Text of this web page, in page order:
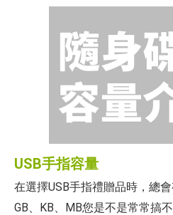
USB手指容量
在選擇USB手指禮贈品時，總
GB、KB、MB您是不是常常搞